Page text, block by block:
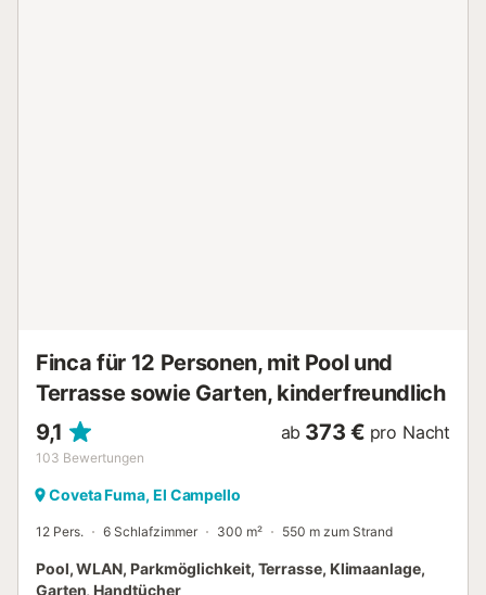
Finca für 12 Personen, mit Pool und
Terrasse sowie Garten, kinderfreundlich
9,1
103 Bewertungen
ab 373 € pro Nacht
Coveta Fuma, El Campello
12 Pers. 6 Schlafzimmer 300 m² 550 m zum Strand
Pool, WLAN, Parkmöglichkeit, Terrasse, Klimaanlage,
Garten, Handtücher